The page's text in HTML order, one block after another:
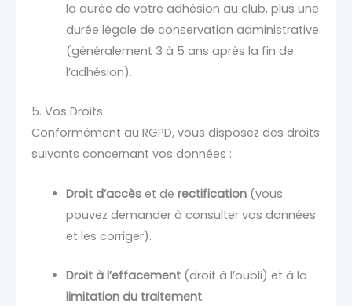
la durée de votre adhésion au club, plus une
durée légale de conservation administrative
(généralement 3 à 5 ans après la fin de
l’adhésion).
5. Vos Droits
Conformément au RGPD, vous disposez des droits
suivants concernant vos données :
Droit d’accèset de rectification(vous
pouvez demander à consulter vos données
et les corriger).
Droit à l’effacement(droit à l’oubli) et à la
limitation du traitement.